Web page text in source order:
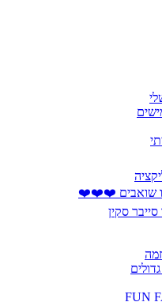
או שואבים ❤️❤️❤️
סקין